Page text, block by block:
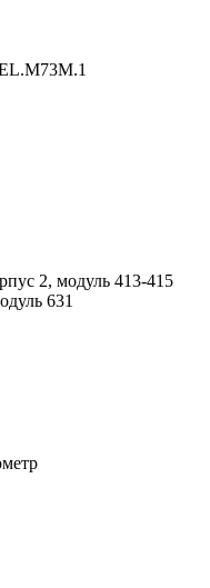
2, модуль 413-415
631